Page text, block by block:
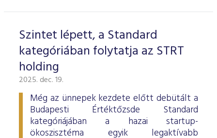
Szintet lépett, a Standard
kategóriában folytatja az STRT
holding
2025. dec. 19.
Még az ünnepek kezdete előtt debütált a
Budapesti Értéktőzsde Standard
kategóriájában a hazai startup-
ökoszisztéma egyik legaktívabb